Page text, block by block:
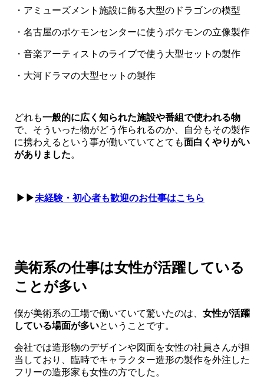
・アミューズメント施設に飾る大型のドラゴンの模型
・名古屋のポケモンセンターに使うポケモンの立像製作
・音楽アーティストのライブで使う大型セットの製作
・大河ドラマの大型セットの製作
どれも一般的に広く知られた施設や番組で使われる物
で、そういった物がどう作られるのか、自分もその製作
に携わえるという事が働いていてとても面白くやりがい
がありました。
▶▶未経験・初心者も歓迎のお仕事はこちら
美術系の仕事は女性が活躍している
ことが多い
僕が美術系の工場で働いていて驚いたのは、 女性が活躍
している場面が多いということです。
会社では造形物のデザインや図面を女性の社員さんが担
当しており、臨時でキャラクター造形の製作を外注した
フリーの造形家も女性の方でした。